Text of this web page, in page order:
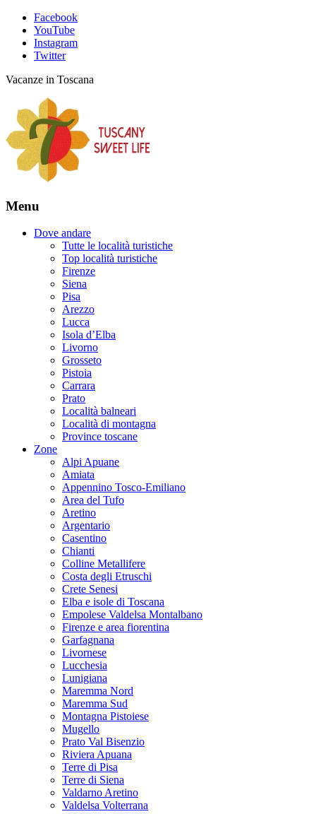
Facebook
YouTube
Instagram
Twitter
Vacanze in Toscana
Menu
Dove andare
Tutte le località turistiche
Top località turistiche
Firenze
Siena
Pisa
Arezzo
Lucca
Isola d’Elba
Livorno
Grosseto
Pistoia
Carrara
Prato
Località balneari
Località di montagna
Province toscane
Zone
Alpi Apuane
Amiata
Appennino Tosco-Emiliano
Area del Tufo
Aretino
Argentario
Casentino
Chianti
Colline Metallifere
Costa degli Etruschi
Crete Senesi
Elba e isole di Toscana
Empolese Valdelsa Montalbano
Firenze e area fiorentina
Garfagnana
Livornese
Lucchesia
Lunigiana
Maremma Nord
Maremma Sud
Montagna Pistoiese
Mugello
Prato Val Bisenzio
Riviera Apuana
Terre di Pisa
Terre di Siena
Valdarno Aretino
Valdelsa Volterrana